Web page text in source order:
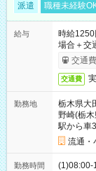
派遣 職種未経験
給与
時給
場合＋交
交通
交通費
勤務地
栃木県大
野崎(栃
駅から車
流通・
勤務時間
(1)08:00-